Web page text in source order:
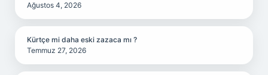
Ağustos 4, 2026
Kürtçe mi daha eski zazaca mı ?
Temmuz 27, 2026